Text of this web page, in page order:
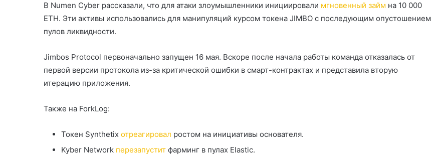
В Numen Cyber рассказали, что для атаки злоумышленники инициировали мгновенный займ на 10 000
ETH. Эти активы использовались для манипуляций курсом токена JIMBO с последующим опустошением
пулов ликвидности.
Jimbos Protocol первоначально запущен 16 мая. Вскоре после начала работы команда отказалась от
первой версии протокола из-за критической ошибки в смарт-контрактах и представила вторую
итерацию приложения.
Также на ForkLog:
Токен Synthetix отреагировал ростом на инициативы основателя.
Kyber Network перезапустит фарминг в пулах Elastic.